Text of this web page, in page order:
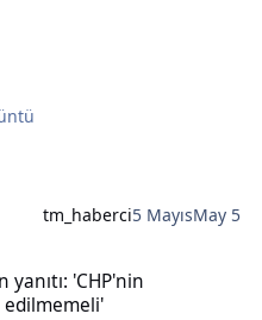
tm_haberci5 MayısMay 5
'CHP'nin
edilmemeli'